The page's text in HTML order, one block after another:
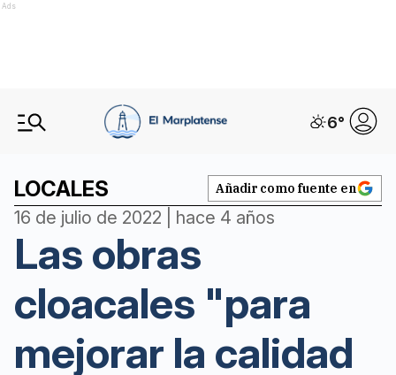
Ads
6°
LOCALES Añadir como fuente en
16 de julio de 2022 | hace 4 años
Las obras
cloacales "para
mejorar la calidad